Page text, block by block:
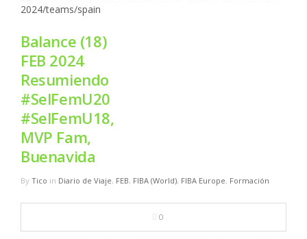
FIBA
OTROS
FORMACIÓN
NBA
MULTIMEDIA
Balance (18)
FEB 2024
Resumiendo
#SelFemU20
#SelFemU18,
MVP Fam,
Buenavida
By Tico in Diario de Viaje, FEB, FIBA (World), FIBA Europe, Formación
0